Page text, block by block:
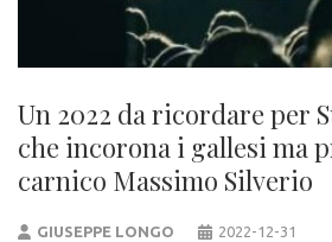
Un 2022 da ricordare per
che incorona i gallesi ma
carnico Massimo Silverio
GIUSEPPE LONGO 2022-12-31